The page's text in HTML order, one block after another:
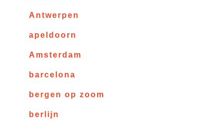
Antwerpen
apeldoorn
Amsterdam
barcelona
bergen op zoom
berlijn